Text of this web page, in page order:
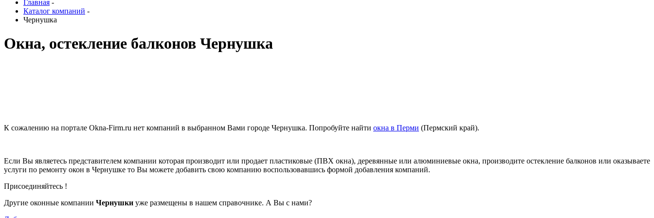
Главная -
Каталог компаний -
Чернушка
Окна, остекление балконов Чернушка
К сожалению на портале Okna-Firm.ru нет компаний в выбранном Вами городе Чернушка. Попробуйте найти окна в Перми (Пермский край).
Если Вы являетесь представителем компании которая производит или продает пластиковые (ПВХ окна), деревянные или алюминиевые окна, производите остекление балконов или оказываете
услуги по ремонту окон в Чернушке то Вы можете добавить свою компанию воспользовавшись формой добавления компаний.
Присоединяйтесь !
Другие оконные компании Чернушки уже размещены в нашем справочнике. А Вы с нами?